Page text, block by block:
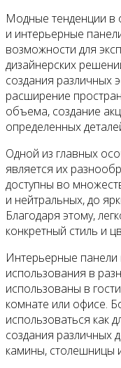
Модные тенденции в
и интерьерные
возможности для
дизайнерских
создания различных
расширение
объема, создание
определенных
Одной из главных
является их
доступны во
и нейтральных, до
Благодаря этому,
конкретный стиль и
Интерьерные панели
использования в
использованы в
комнате или офисе.
использоваться как
создания различных
камины, столешницы